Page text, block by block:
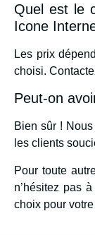
Quel est le
Icone
Les prix
choisi.
Peut-on
Bien sûr !
les clients
Pour toute
n’hésitez pas
choix pour